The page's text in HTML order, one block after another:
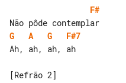
F#
G
A G
F#7
Ah, ah, ah, ah
[Refrão 2]